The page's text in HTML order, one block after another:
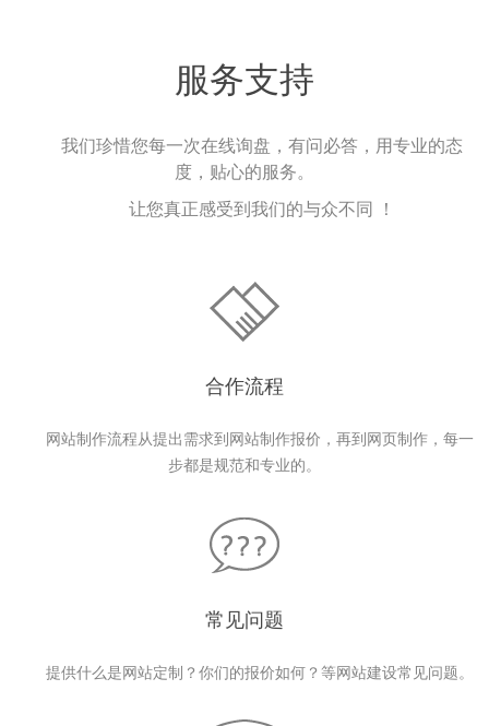
服务支持
我们珍惜您每一次在线询盘，有问必答，用专业的态
度，贴心的服务。
让您真正感受到我们的与众不同 ！
合作流程
网站制作流程从提出需求到网站制作报价，再到网页制作，每一
步都是规范和专业的。
常见问题
提供什么是网站定制？你们的报价如何？等网站建设常见问题。